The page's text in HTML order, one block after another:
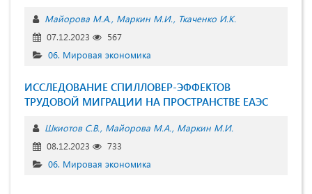
Майорова М.А. Маркин М.И.
Ткаченко И.К.
07.12.2023
567
06. Мировая экономика
ИССЛЕДОВАНИЕ СПИЛЛОВЕР-ЭФФЕКТОВ
ТРУДОВОЙ МИГРАЦИИ НА ПРОСТРАНСТВЕ ЕАЭС
Шкиотов С.В. Майорова М.А. Маркин М.И.
08.12.2023
733
06. Мировая экономика